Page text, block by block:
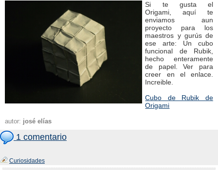
Si te gusta el
Origami, aquí te
enviamos aun
proyecto para los
maestros y gurús de
ese arte: Un cubo
funcional de Rubik,
hecho enteramente
de papel. Ver para
creer en el enlace.
Increible.
Cubo de Rubik de
Origami
autor: josé elías
1 comentario
Curiosidades